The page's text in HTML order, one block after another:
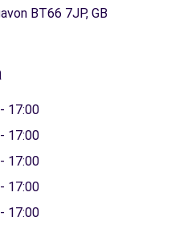
BT66 7JP, GB
17:00
17:00
17:00
17:00
17:00